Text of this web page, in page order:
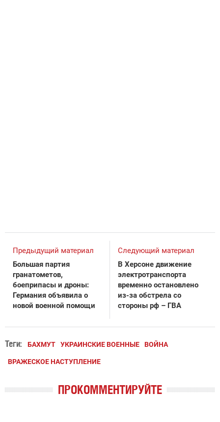
Предыдущий материал
Большая партия
гранатометов,
боеприпасы и дроны:
Германия объявила о
новой военной помощи
Следующий материал
В Херсоне движение
электротранспорта
временно остановлено
из-за обстрела со
стороны рф – ГВА
Теги: БАХМУТ УКРАИНСКИЕ ВОЕННЫЕ ВОЙНА
ВРАЖЕСКОЕ НАСТУПЛЕНИЕ
ПРОКОММЕНТИРУЙТЕ